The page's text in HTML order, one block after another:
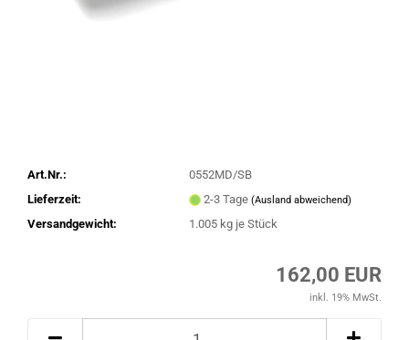
Art.Nr.:
0552MD/SB
Lieferzeit:
2-3 Tage (Ausland abweichend)
Versandgewicht: 1.005kg je Stück
162,00 EUR
inkl. 19% MwSt.